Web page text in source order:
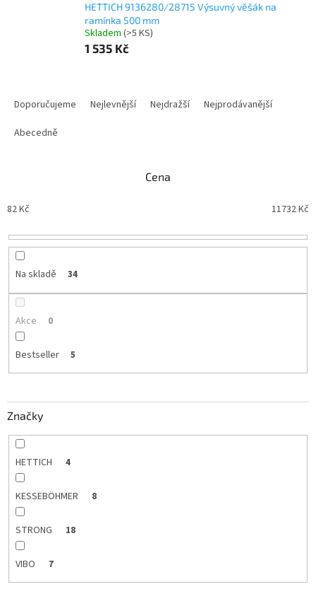
HETTICH 9136280/28715 Výsuvný věšák na
ramínka 500 mm
Skladem (>5 KS)
1 535 Kč
o
u
ů
Doporučujeme Nejlevnější Nejdražší
Nejprodávanější
Abecedně
Cena
82Kč 11732Kč
Na skladě 34
Akce 0
Bestseller 5
Značky
HETTICH 4
KESSEBÖHMER 8
STRONG 18
VIBO 7